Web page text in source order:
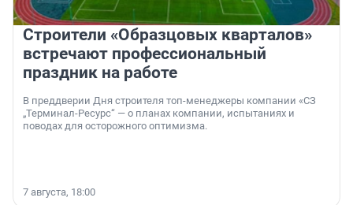
Строители «Образцовых кварталов»
встречают профессиональный
праздник на работе
В преддверии Дня строителя топ-менеджеры компании «СЗ
„Терминал-Ресурс“ — о планах компании, испытаниях и
поводах для осторожного оптимизма.
7 августа, 18:00